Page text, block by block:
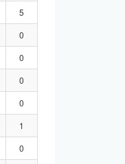
5
0
0
0
0
1
0